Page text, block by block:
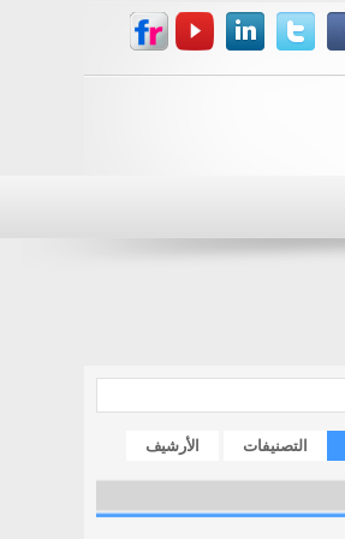
التصنيفات الأرشيف